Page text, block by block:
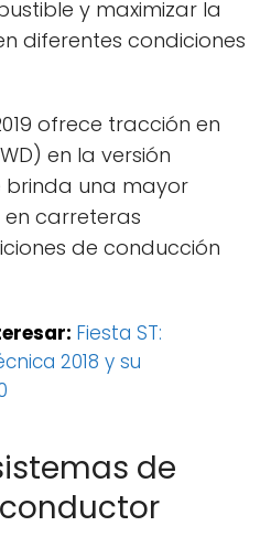
y maximizar la
diferentes condiciones
ofrece tracción en
en la versión
brinda una mayor
carreteras
de conducción
Fiesta ST:
2018 y su
de